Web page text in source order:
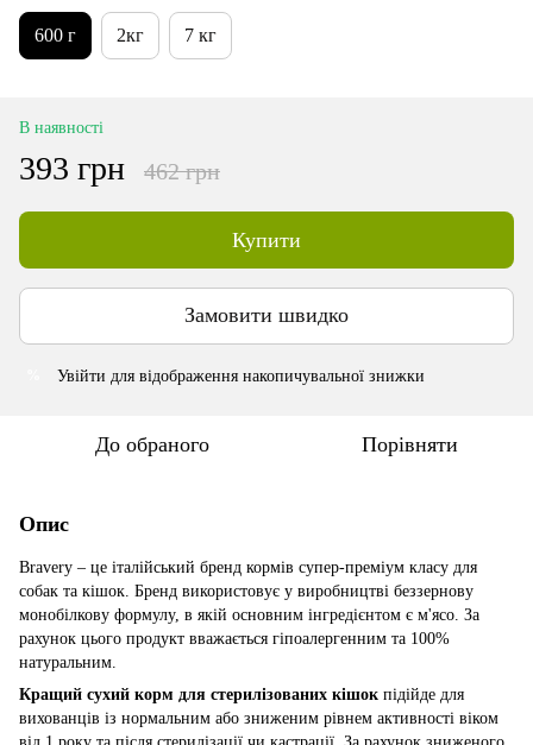
600 г 2кг 7 кг
В наявності
393 грн 462 грн
Купити
Замовити швидко
Увійти для відображення накопичувальної знижки
До обраного Порівняти
Опис
Bravery – це італійський бренд кормів супер-преміум класу для
собак та кішок. Бренд використовує у виробництві беззернову
монобілкову формулу, в якій основним інгредієнтом є м'ясо. За
рахунок цього продукт вважається гіпоалергенним та 100%
натуральним.
Кращий сухий корм для стерилізованих кішок підійде для
вихованців із нормальним або зниженим рівнем активності віком